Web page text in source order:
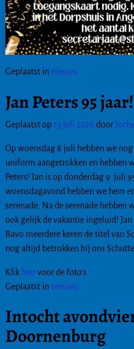
Geplaatst in nieuws
Jan Peters 95 jaar!
Geplaatst op13 juli 2026 door
Op woensdag 8 juli hebben we
uniform aangetrokken en hebben
Peters! Jan is op donderdag 9 juli
woensdagavond hebben we hem
serenade. Na de serenade hebben
ook gelijk de vakantie ingeluid!
Bavo meerdere keren de titel van
nog altijd betrokken bij ons
Klik hiervoor de foto’s.
Geplaatst in nieuws
Intocht
Doornenburg